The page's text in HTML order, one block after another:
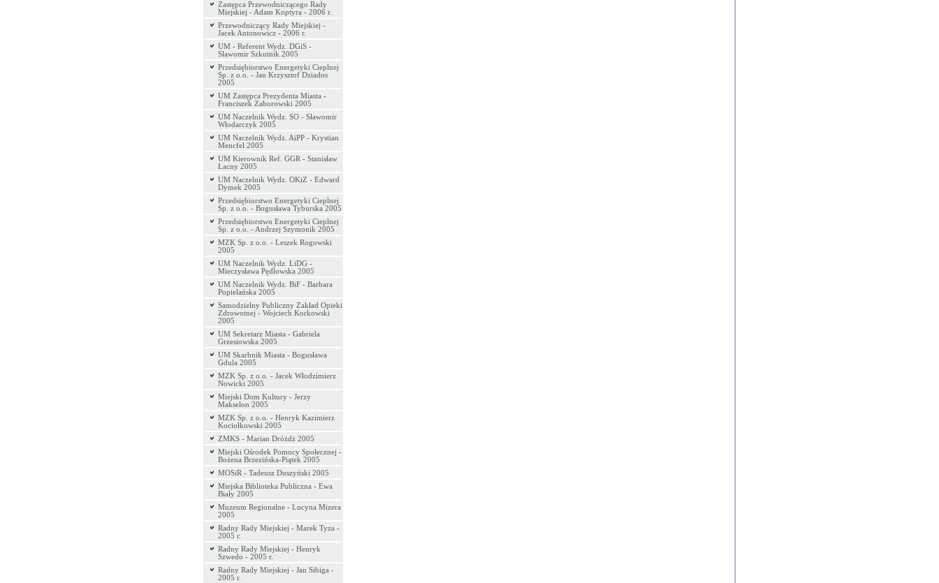
Zastępca Przewodniczącego Rady
Miejskiej - Adam Koptyra - 2006 r.
Przewodniczący Rady Miejskiej -
Jacek Antonowicz - 2006 r.
UM - Referent Wydz. DGiS -
Sławomir Szkutnik 2005
Przedsiębiorstwo Energetyki Cieplnej
Sp. z o.o. - Jan Krzysztof Dziados
2005
UM Zastępca Prezydenta Miasta -
Franciszek Zaborowski 2005
UM Naczelnik Wydz. SO - Sławomir
Włodarczyk 2005
UM Naczelnik Wydz. AiPP - Krystian
Mencfel 2005
UM Kierownik Ref. GGR - Stanisław
Łacny 2005
UM Naczelnik Wydz. OKiZ - Edward
Dymek 2005
Przedsiębiorstwo Energetyki Cieplnej
Sp. z o.o. - Bogusława Tyburska 2005
Przedsiębiorstwo Energetyki Cieplnej
Sp. z o.o. - Andrzej Szymonik 2005
MZK Sp. z o.o. - Leszek Rogowski
2005
UM Naczelnik Wydz. LiDG -
Mieczysława Pędlowska 2005
UM Naczelnik Wydz. BiF - Barbara
Popielańska 2005
Samodzielny Publiczny Zakład Opieki
Zdrowotnej - Wojciech Korkowski
2005
UM Sekretarz Miasta - Gabriela
Grzesiowska 2005
UM Skarbnik Miasta - Bogusława
Gdula 2005
MZK Sp. z o.o. - Jacek Włodzimierz
Nowicki 2005
Miejski Dom Kultury - Jerzy
Makselon 2005
MZK Sp. z o.o. - Henryk Kazimierz
Kociołkowski 2005
ZMKS - Marian Dróżdż 2005
Miejski Ośrodek Pomocy Społecznej -
Bożena Brzezińska-Piątek 2005
MOSiR - Tadeusz Duszyński 2005
Miejska Biblioteka Publiczna - Ewa
Biały 2005
Muzeum Regionalne - Lucyna Mizera
2005
Radny Rady Miejskiej - Marek Tyza -
2005 r.
Radny Rady Miejskiej - Henryk
Szwedo - 2005 r.
Radny Rady Miejskiej - Jan Sibiga -
2005 r.